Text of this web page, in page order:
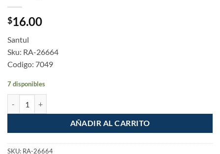
$16.00
Santul
Sku: RA-26664
Codigo: 7049
7 disponibles
AÑADIR AL CARRITO
SKU: RA-26664